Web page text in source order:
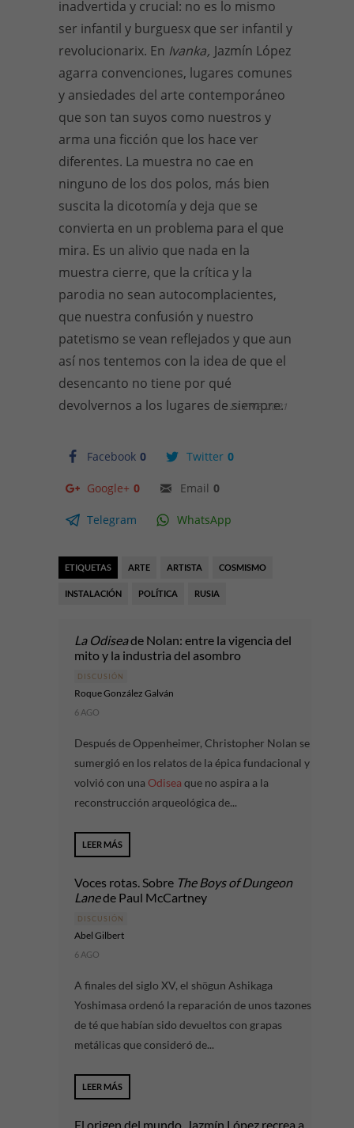
inadvertida y crucial: no es lo mismo
ser infantil y burguesx que ser infantil y
revolucionarix. En Ivanka, Jazmín López
agarra convenciones, lugares comunes
y ansiedades del arte contemporáneo
que son tan suyos como nuestros y
arma una ficción que los hace ver
diferentes. La muestra no cae en
ninguno de los dos polos, más bien
suscita la dicotomía y deja que se
convierta en un problema para el que
mira. Es un alivio que nada en la
muestra cierre, que la crítica y la
parodia no sean autocomplacientes,
que nuestra confusión y nuestro
patetismo se vean reflejados y que aun
así nos tentemos con la idea de que el
desencanto no tiene por qué
devolvernos a los lugares de siempre.
Facebook 0 Twitter 0
Google+ 0 Email 0
Telegram WhatsApp
21 ENE, 2021
ETIQUETAS ARTE ARTISTA COSMISMO
INSTALACIÓN POLÍTICA RUSIA
La Odiseade Nolan: entre la vigencia del
mito y la industria del asombro
DISCUSIÓN
Roque González Galván
6 AGO
Después de Oppenheimer, Christopher Nolan se
sumergió en los relatos de la épica fundacional y
volvió con una Odisea que no aspira a la
reconstrucción arqueológica de...
LEER MÁS
Voces rotas. Sobre The Boys of Dungeon
Lanede Paul McCartney
DISCUSIÓN
Abel Gilbert
6 AGO
A finales del siglo XV, el shōgun Ashikaga
Yoshimasa ordenó la reparación de unos tazones
de té que habían sido devueltos con grapas
metálicas que consideró de...
LEER MÁS
El origen del mundo. Jazmín López recrea a